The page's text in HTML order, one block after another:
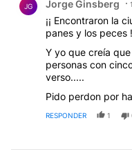
JG Jorge Ginsberg
¡¡ Encontraron la
panes y los peces
Y yo que creía
personas con
verso.....
Pido perdon por
RESPONDER 1